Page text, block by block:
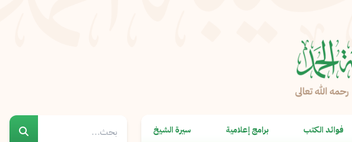
فوائد الكتب برامج إعلامية سيرة الشيخ نسخ